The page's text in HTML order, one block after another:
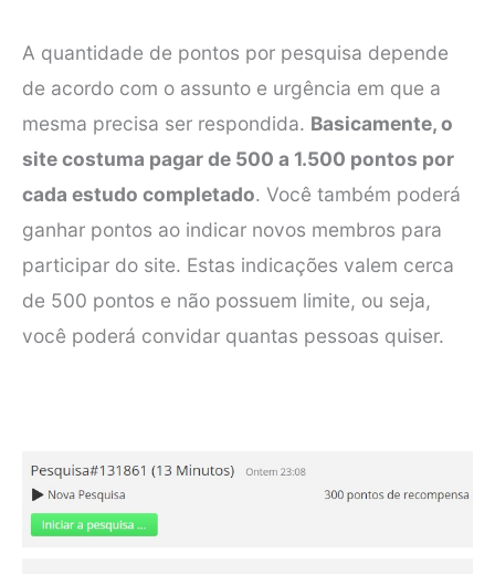
A quantidade de pontos por pesquisa depende
de acordo com o assunto e urgência em que a
mesma precisa ser respondida. Basicamente, o
site costuma pagar de 500 a 1.500 pontos por
cada estudo completado. Você também poderá
ganhar pontos ao indicar novos membros para
participar do site. Estas indicações valem cerca
de 500 pontos e não possuem limite, ou seja,
você poderá convidar quantas pessoas quiser.